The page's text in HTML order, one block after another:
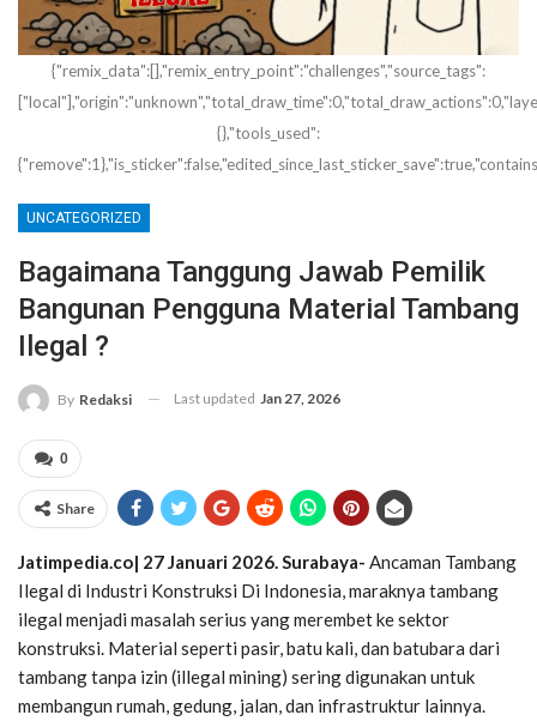
{"remix_data":[],"remix_entry_point":"challenges","source_tags":
{},"tools_used":
UNCATEGORIZED
Bagaimana Tanggung Jawab Pemilik
Bangunan Pengguna Material Tambang
Ilegal ?
By Redaksi Last updated Jan 27, 2026
0
Share
Jatimpedia.co| 27 Januari 2026. Surabaya- Ancaman Tambang
Ilegal di Industri Konstruksi Di Indonesia, maraknya tambang
ilegal menjadi masalah serius yang merembet ke sektor
konstruksi. Material seperti pasir, batu kali, dan batubara dari
tambang tanpa izin (illegal mining) sering digunakan untuk
membangun rumah, gedung, jalan, dan infrastruktur lainnya.